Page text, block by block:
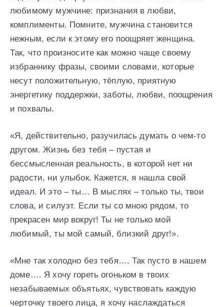
любимому мужчине: признания в любви,
комплименты. Помните, мужчина становится
нежным, если к этому его поощряет женщина.
Так, что произносите как можно чаще своему
избраннику фразы, своими словами, которые
несут положительную, тёплую, приятную
энергетику поддержки, заботы, любви, поощрения
и похвалы.
«Я, действительно, разучилась думать о чем-то
другом. Жизнь без тебя – пустая и
бессмысленная реальность, в которой нет ни
радости, ни улыбок. Кажется, я нашла свой
идеал. И это – ты… В мыслях – только ты, твои
слова, и силуэт. Если ты со мною рядом, то
прекрасен мир вокруг! Ты не только мой
любимый, ты мой самый, близкий друг!».
«Мне так холодно без тебя…. Так пусто в нашем
доме…. Я хочу гореть огоньком в твоих
незабываемых объятьях, чувствовать каждую
черточку твоего лица, я хочу наслаждаться